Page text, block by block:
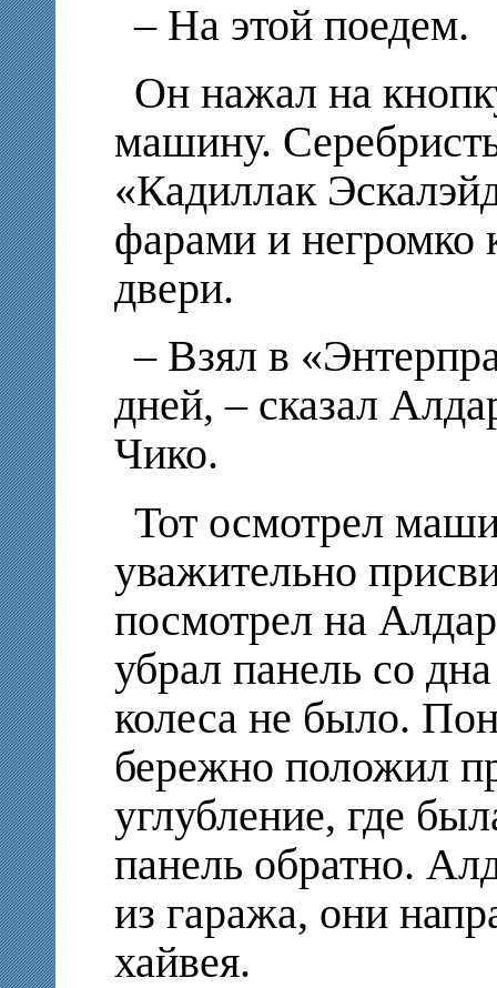
– На этой поедем.
Он нажал на
машину.
«Кадиллак
фарами и негромко
двери.
– Взял в
дней, – сказал
Чико.
Тот осмотрел
уважительно
посмотрел на
убрал панель со
колеса не было.
бережно положил
углубление, где
панель обратно.
из гаража, они
хайвея.